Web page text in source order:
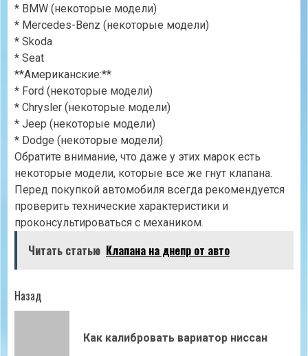
* BMW (некоторые модели)
* Mercedes-Benz (некоторые модели)
* Skoda
* Seat
**Американские:**
* Ford (некоторые модели)
* Chrysler (некоторые модели)
* Jeep (некоторые модели)
* Dodge (некоторые модели)
Обратите внимание, что даже у этих марок есть
некоторые модели, которые все же гнут клапана.
Перед покупкой автомобиля всегда рекомендуется
проверить технические характеристики и
проконсультироваться с механиком.
Читать статью Клапана на днепр от авто
Продолжить
Назад
Как калибровать вариатор ниссан